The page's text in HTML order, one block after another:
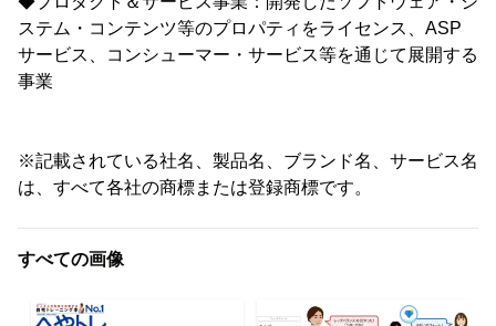
ステム・コンテンツ等のプロパティをライセンス、ASP
サービス、コンシューマー・サービス等を通じて展開する
事業
※記載されている社名、製品名、ブランド名、サービス名
は、すべて各社の商標または登録商標です。
すべての画像